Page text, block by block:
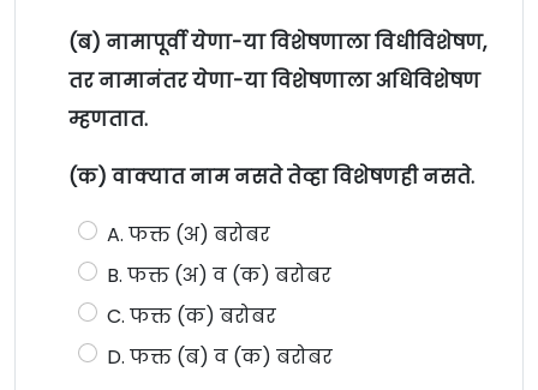
(ब) नामापूर्वी येणा-या विशेषणाला विधीविशेषण,
तर नामानंतर येणा-या विशेषणाला अधिविशेषण
म्हणतात.
(क) वाक्यात नाम नसते तेव्हा विशेषणही नसते.
A. फक्त (अ) बरोबर
B. फक्त (अ) व (क) बरोबर
C. फक्त (क) बरोबर
D. फक्त (ब) व (क) बरोबर